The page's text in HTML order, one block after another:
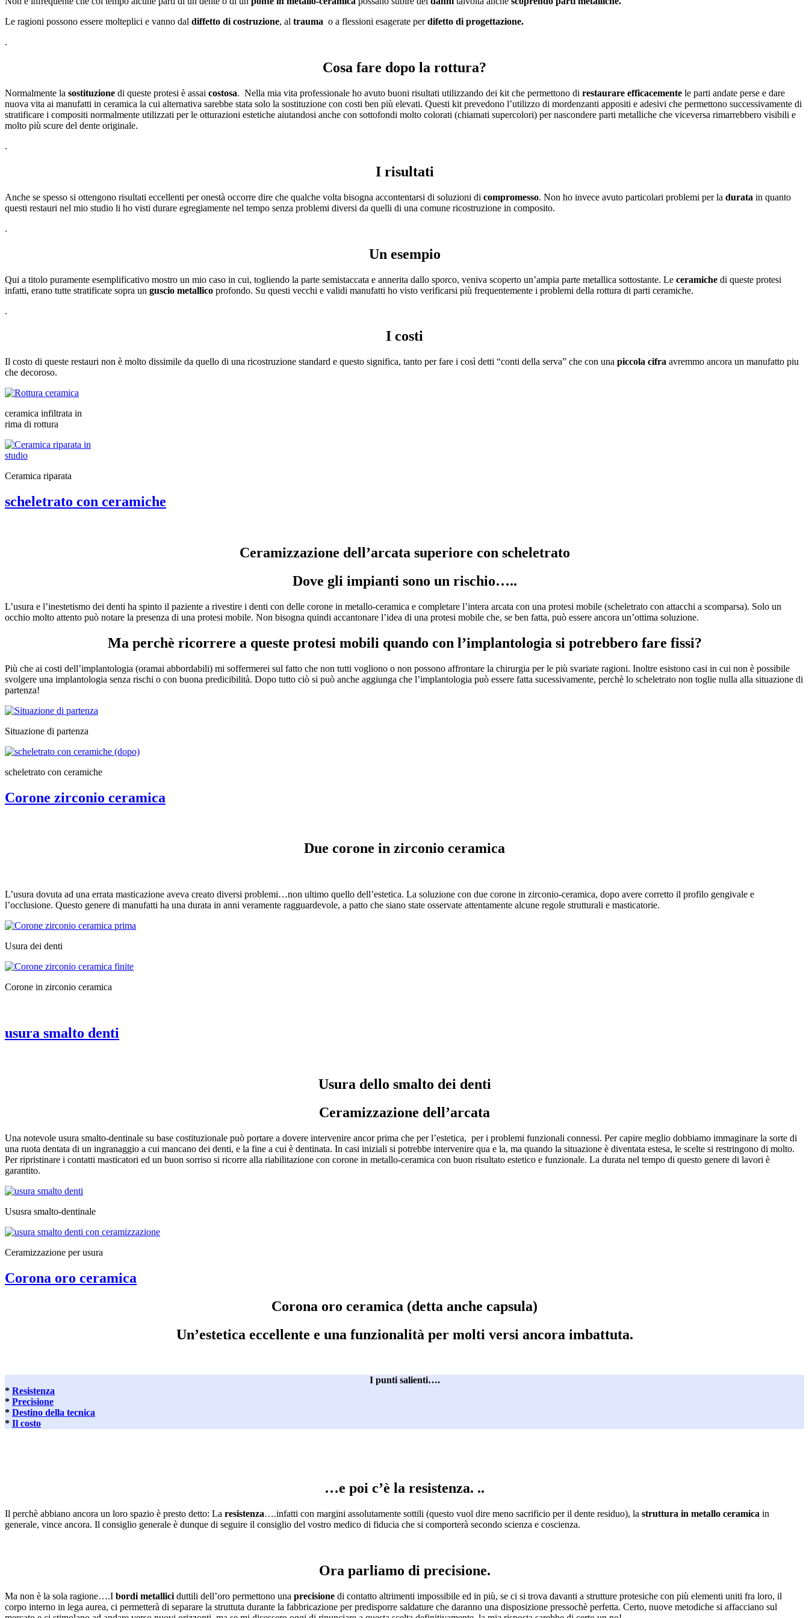
Le ragioni possono essere molteplici e vanno dal diffetto di costruzione, al trauma o a flessioni esagerate perdifetto di progettazione.
.
Cosa fare dopo la rottura?
Normalmente la sostituzione di queste protesi è assai costosa. Nella mia vita professionale ho avuto buoni risultati utilizzando dei kit che permettono di restaurare efficacemente le parti andate perse e dare
nuova vita ai manufatti in ceramica la cui alternativa sarebbe stata solo la sostituzione con costi ben più elevati. Questi kit prevedono l’utilizzo di mordenzanti appositi e adesivi che permettono successivamente di
stratificare i compositi normalmente utilizzati per le otturazioni estetiche aiutandosi anche con sottofondi molto colorati (chiamati supercolori) per nascondere parti metalliche che viceversa rimarrebbero visibili e
molto più scure del dente originale.
.
I risultati
Anche se spesso si ottengono risultati eccellenti per onestà occorre dire che qualche volta bisogna accontentarsi di soluzioni di compromesso. Non ho invece avuto particolari problemi per la durata in quanto
questi restauri nel mio studio li ho visti durare egregiamente nel tempo senza problemi diversi da quelli di una comune ricostruzione in composito.
.
Un esempio
Qui a titolo puramente esemplificativo mostro un mio caso in cui, togliendo la parte semistaccata e annerita dallo sporco, veniva scoperto un’ampia parte metallica sottostante. Le ceramiche di queste protesi
infatti, erano tutte stratificate sopra un guscio metallico profondo. Su questi vecchi e validi manufatti ho visto verificarsi più frequentemente i problemi della rottura di parti ceramiche.
.
I costi
Il costo di queste restauri non è molto dissimile da quello di una ricostruzione standard e questo significa, tanto per fare i così detti “conti della serva” che con una piccola cifra avremmo ancora un manufatto piu
che decoroso.
ceramica infiltrata in
rima di rottura
Ceramica riparata
scheletrato con ceramiche
Ceramizzazione dell’arcata superiore con scheletrato
Dove gli impianti sono un rischio…..
L’usura e l’inestetismo dei denti ha spinto il paziente a rivestire i denti con delle corone in metallo-ceramica e completare l’intera arcata con una protesi mobile (scheletrato con attacchi a scomparsa). Solo un
occhio molto attento può notare la presenza di una protesi mobile. Non bisogna quindi accantonare l’idea di una protesi mobile che, se ben fatta, può essere ancora un’ottima soluzione.
Ma perchè ricorrere a queste protesi mobili quando con l’implantologia si potrebbero fare fissi?
Più che ai costi dell’implantologia (oramai abbordabili) mi soffermerei sul fatto che non tutti vogliono o non possono affrontare la chirurgia per le più svariate ragioni. Inoltre esistono casi in cui non è possibile
svolgere una implantologia senza rischi o con buona predicibilità. Dopo tutto ciò si può anche aggiunga che l’implantologia può essere fatta sucessivamente, perchè lo scheletrato non toglie nulla alla situazione di
partenza!
Situazione di partenza
scheletrato con ceramiche
Corone zirconio ceramica
Due corone in zirconio ceramica
L’usura dovuta ad una errata masticazione aveva creato diversi problemi…non ultimo quello dell’estetica. La soluzione con due corone in zirconio-ceramica, dopo avere corretto il profilo gengivale e
l’occlusione. Questo genere di manufatti ha una durata in anni veramente ragguardevole, a patto che siano state osservate attentamente alcune regole strutturali e masticatorie.
Usura dei denti
Corone in zirconio ceramica
usura smalto denti
Usura dello smalto dei denti
Ceramizzazione dell’arcata
Una notevole usura smalto-dentinale su base costituzionale può portare a dovere intervenire ancor prima che per l’estetica, per i problemi funzionali connessi. Per capire meglio dobbiamo immaginare la sorte di
una ruota dentata di un ingranaggio a cui mancano dei denti, e la fine a cui è dentinata. In casi iniziali si potrebbe intervenire qua e la, ma quando la situazione è diventata estesa, le scelte si restringono di molto.
Per ripristinare i contatti masticatori ed un buon sorriso si ricorre alla riabilitazione con corone in metallo-ceramica con buon risultato estetico e funzionale. La durata nel tempo di questo genere di lavori è
garantito.
Ususra smalto-dentinale
Ceramizzazione per usura
Corona oro ceramica
Corona oro ceramica (detta anche capsula)
Un’estetica eccellente e una funzionalità per molti versi ancora imbattuta.
I punti salienti….
* Resistenza
* Precisione
* Destino della tecnica
* Il costo
…e poi c’è la resistenza. ..
Il perchè abbiano ancora un loro spazio è presto detto: La resistenza….infatti con margini assolutamente sottili (questo vuol dire meno sacrificio per il dente residuo), la struttura in metallo ceramica in
generale, vince ancora. Il consiglio generale è dunque di seguire il consiglio del vostro medico di fiducia che si comporterà secondo scienza e coscienza.
Ora parliamo di precisione.
Ma non è la sola ragione….I bordi metallici duttili dell’oro permettono una precisione di contatto altrimenti impossibile ed in più, se ci si trova davanti a strutture protesiche con più elementi uniti fra loro, il
corpo interno in lega aurea, ci permetterà di separare la struttuta durante la fabbricazione per predisporre saldature che daranno una disposizione pressochè perfetta. Certo, nuove metodiche si affacciano sul